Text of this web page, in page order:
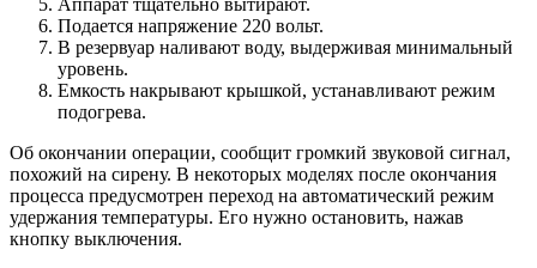
Аппарат тщательно вытирают.
Подается напряжение 220 вольт.
В резервуар наливают воду, выдерживая минимальный
уровень.
Емкость накрывают крышкой, устанавливают режим
подогрева.
Об окончании операции, сообщит громкий звуковой сигнал,
похожий на сирену. В некоторых моделях после окончания
процесса предусмотрен переход на автоматический режим
удержания температуры. Его нужно остановить, нажав
кнопку выключения.